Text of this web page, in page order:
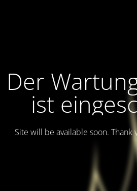
Der
ist
Site will be available soon. Thank